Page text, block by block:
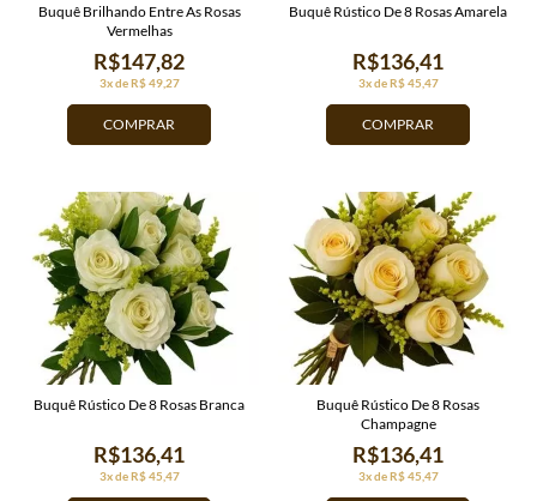
COMPRAR
3x de R$ 49,27
R$147,82
Buquê Brilhando Entre As Rosas
Vermelhas
COMPRAR
3x de R$ 45,47
R$136,41
Buquê Rústico De 8 Rosas Amarela
3x de R$ 45,47
R$136,41
Buquê Rústico De 8 Rosas Branca
3x de R$ 45,47
R$136,41
Buquê Rústico De 8 Rosas
Champagne